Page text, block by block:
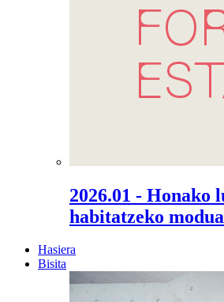
2026.01 - Honako
habitatzeko
Hasiera
Bisita